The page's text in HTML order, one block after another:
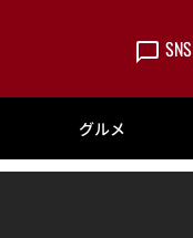
SNS
グルメ